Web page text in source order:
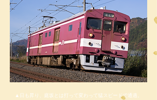
▲日も昇り、庭坂とは打って変わって猛スピードで通過。